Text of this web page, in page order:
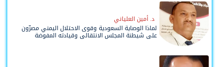
د. أمين العلياني
لماذا الوصاية السعودية وقوى الاحتلال اليمني مصرّون
على شيطنة المجلس الانتقالي وقيادته المفوضة
وحواضنه الشعبية؟